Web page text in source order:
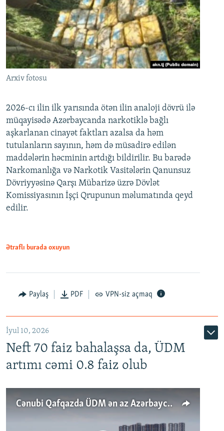
Arxiv fotosu
2026-cı ilin ilk yarısında ötən ilin analoji dövrü ilə
müqayisədə Azərbaycanda narkotiklə bağlı
aşkarlanan cinayət faktları azalsa da həm
tutulanların sayının, həm də müsadirə edilən
maddələrin həcminin artdığı bildirilir. Bu barədə
Narkomanlığa və Narkotik Vasitələrin Qanunsuz
Dövriyyəsinə Qarşı Mübarizə üzrə Dövlət
Komissiyasının İşçi Qrupunun məlumatında qeyd
edilir.
Ətraflı burada oxuyun
Paylaş PDF VPN-siz açmaq
İyul 10, 2026
Neft 70 faiz bahalaşsa da, ÜDM
artımı cəmi 0.8 faiz olub
Cənubi Qafqazda ÜDM ən az Azərbaycanda artır: Qonşuları niyə Bakını qabaqlaya bilir?